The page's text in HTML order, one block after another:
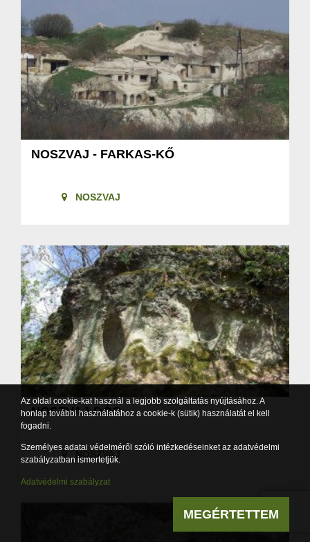
NOSZVAJ - FARKAS-KŐ
NOSZVAJ
NOSZVAJ-DÓC
NOSZVAJ
Az oldal cookie-kat használ a legjobb szolgáltatás nyújtásához. A
honlap további használatához a cookie-k (sütik) használatát el kell
fogadni.
Személyes adatai védelméről szóló intézkedéseinket az adatvédelmi
szabályzatban ismertetjük.
Adatvédelmi szabályzat
MEGÉRTETTEM